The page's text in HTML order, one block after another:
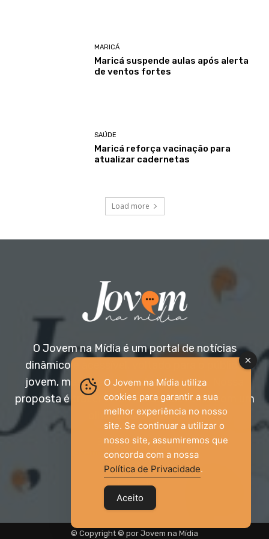
MARICÁ
Maricá suspende aulas após alerta
de ventos fortes
SAÚDE
Maricá reforça vacinação para
atualizar cadernetas
Load more
O Jovem na Mídia é um portal de notícias
dinâmico e acessível, voltado para o público
jovem, mas aberto a todas as idades. Nossa
proposta é trazer informação relevante com um
olhar diferenciado.
Entre em contato:
jovemnamidia2017@gmail.com
© Copyright © por Jovem na Mídia
O Jovem na Mídia utiliza
cookies para garantir a sua
melhor experiência no nosso
site. Se continuar a utilizar o
nosso site, assumiremos que
concorda com a nossa
Política de Privacidade.
Aceito